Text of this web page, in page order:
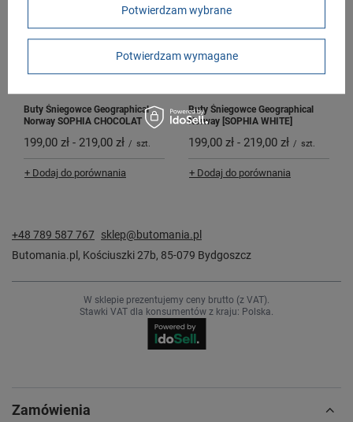
Buty Śniegowce Geographical
Norway SOPHIA CHOCOLAT
199,00 zł - 219,00 zł / szt.
+ Dodaj do porównania
Buty Śniegowce Geographical
Norway [SOPHIA WHITE]
199,00 zł - 219,00 zł / szt.
+ Dodaj do porównania
+48 789 587 767 sklep@butomania.pl
Butomania.pl , Kościuszki 27b, 85-079 Bydgoszcz
W sklepie prezentujemy ceny brutto (z VAT).
Stawki VAT dla konsumentów z kraju: Polska.
Zamówienia
Potwierdzam wybrane
Potwierdzam wymagane